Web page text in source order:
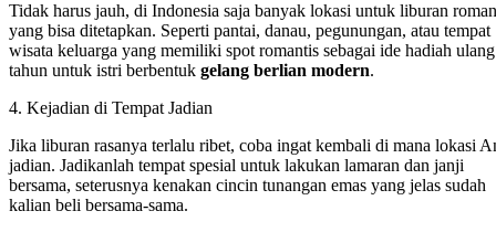
Tidak harus jauh, di Indonesia saja banyak lokasi untuk liburan
yang bisa ditetapkan. Seperti pantai, danau, pegunungan, atau tempat
wisata keluarga yang memiliki spot romantis sebagai ide hadiah ulang
tahun untuk istri berbentuk gelang berlian modern.
4. Kejadian di Tempat Jadian
Jika liburan rasanya terlalu ribet, coba ingat kembali di mana lokasi
jadian. Jadikanlah tempat spesial untuk lakukan lamaran dan janji
bersama, seterusnya kenakan cincin tunangan emas yang jelas sudah
kalian beli bersama-sama.